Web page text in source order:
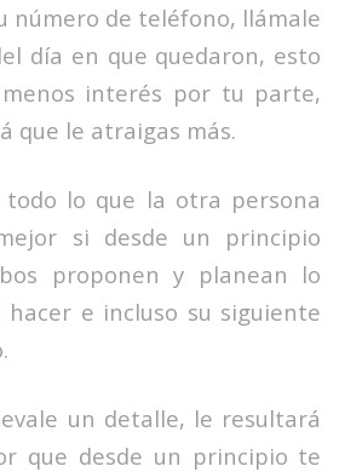
número de teléfono, llámale
día en que quedaron, esto
interés por tu parte,
que le atraigas más.
todo lo que la otra persona
si desde un principio
proponen y planean lo
hacer e incluso su siguiente
un detalle, le resultará
que desde un principio te